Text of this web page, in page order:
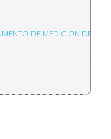
DE MEDICIÓN DE